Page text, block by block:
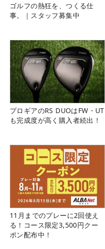
ゴルフの熱狂を、つくる仕
事。｜スタッフ募集中
プロギアのRS DUOはFW・UT
も完成度が高く購入者続出！
11月までのプレーに2回使え
る！コース限定3,500円クー
ポン配布中！